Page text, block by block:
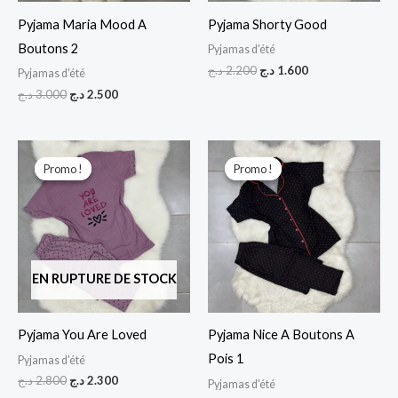
Pyjama Maria Mood A
Boutons 2
Pyjamas d'été
3.000د.ج 2.500د.ج
Pyjama Shorty Good
Pyjamas d'été
2.200د.ج 1.600 د.ج
Promo !
EN RUPTURE DE STOCK
Promo !
Pyjama You Are Loved
Pyjamas d'été
2.800د.ج
Le
prix
initial
était :
2.800 د.ج.
2.300د.ج
prix
actuel
est :
2.300 د.ج.
Promo !
Promo !
Pyjama Nice A Boutons A
Pois 1
Pyjamas d'été
Le
prix
initial
était :
3.200 د.ج.
Le
prix
actuel
est :